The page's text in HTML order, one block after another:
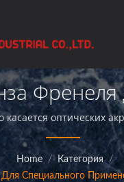
Френеля
касается оптических
концентраторов
парковочных
стекол — это
Home / Категория
/
Специального